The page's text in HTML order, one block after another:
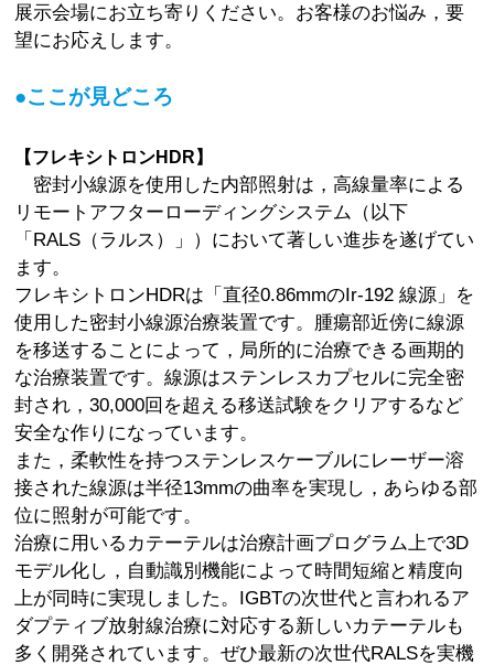
展示会場にお立ち寄りください。お客様のお悩み，要
望にお応えします。
●ここが見どころ
【フレキシトロンHDR】
密封小線源を使用した内部照射は，高線量率による
リモートアフターローディングシステム（以下
「RALS（ラルス）」）において著しい進歩を遂げてい
ます。
フレキシトロンHDRは「直径0.86mmのIr-192 線源」を
使用した密封小線源治療装置です。腫瘍部近傍に線源
を移送することによって，局所的に治療できる画期的
な治療装置です。線源はステンレスカプセルに完全密
封され，30,000回を超える移送試験をクリアするなど
安全な作りになっています。
また，柔軟性を持つステンレスケーブルにレーザー溶
接された線源は半径13mmの曲率を実現し，あらゆる部
位に照射が可能です。
治療に用いるカテーテルは治療計画プログラム上で3D
モデル化し，自動識別機能によって時間短縮と精度向
上が同時に実現しました。IGBTの次世代と言われるア
ダプティブ放射線治療に対応する新しいカテーテルも
多く開発されています。ぜひ最新の次世代RALSを実機